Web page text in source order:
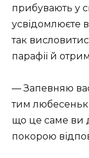
прибувають у
усвідомлюєте
так
парафії й
— Запевняю
тим
що це саме ви
покорою